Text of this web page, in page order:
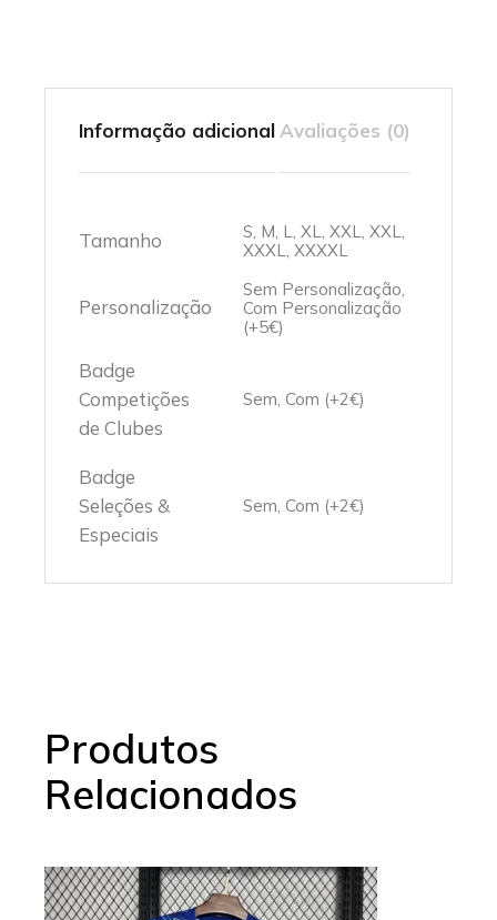
Informação adicional Avaliações (0)
Tamanho
S, M, L, XL, XXL, XXL,
XXXL, XXXXL
Personalização
Sem Personalização,
Com Personalização
(+5€)
Badge
Competições
de Clubes
Sem, Com (+2€)
Badge
Seleções &
Especiais
Sem, Com (+2€)
Produtos
Relacionados